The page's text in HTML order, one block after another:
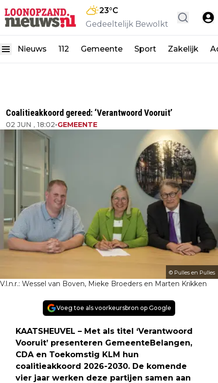
23°C
Gedeeltelijk Bewolkt
Nieuws 112 Gemeente Sport Zakelijk
Coalitieakkoord gereed: ‘Verantwoord Vooruit’
02 JUN , 18:02•GEMEENTE
© Pulles en Pulles
V.l.n.r.: Wessel van Boven, Mieke Broeders en Marten Krikken
Voeg toe als voorkeursbron op Google
KAATSHEUVEL – Met als titel ‘Verantwoord
Vooruit’ presenteren GemeenteBelangen,
CDA en Toekomstig KLM hun
coalitieakkoord 2026-2030. De komende
vier jaar werken deze partijen samen aan